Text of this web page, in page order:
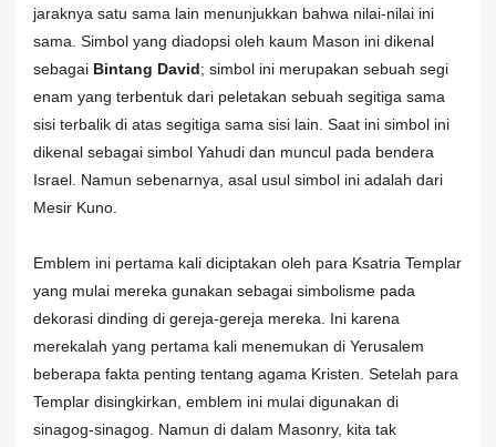
jaraknya satu sama lain menunjukkan bahwa nilai-nilai ini
sama. Simbol yang diadopsi oleh kaum Mason ini dikenal
sebagai Bintang David; simbol ini merupakan sebuah segi
enam yang terbentuk dari peletakan sebuah segitiga sama
sisi terbalik di atas segitiga sama sisi lain. Saat ini simbol ini
dikenal sebagai simbol Yahudi dan muncul pada bendera
Israel. Namun sebenarnya, asal usul simbol ini adalah dari
Mesir Kuno.
Emblem ini pertama kali diciptakan oleh para Ksatria Templar
yang mulai mereka gunakan sebagai simbolisme pada
dekorasi dinding di gereja-gereja mereka. Ini karena
merekalah yang pertama kali menemukan di Yerusalem
beberapa fakta penting tentang agama Kristen. Setelah para
Templar disingkirkan, emblem ini mulai digunakan di
sinagog-sinagog. Namun di dalam Masonry, kita tak